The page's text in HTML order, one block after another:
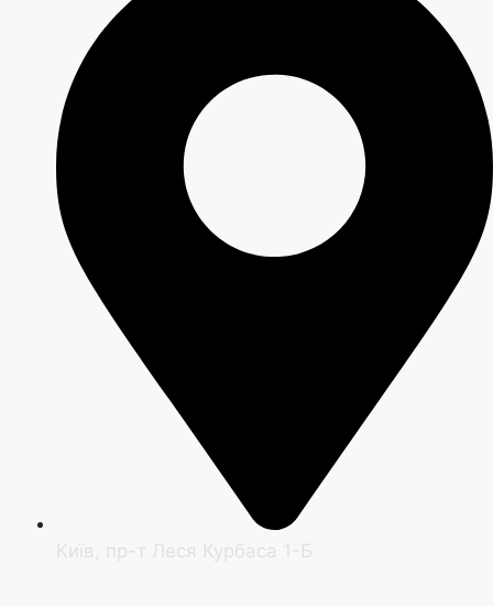
Київ, пр-т Леся Курбаса 1-Б